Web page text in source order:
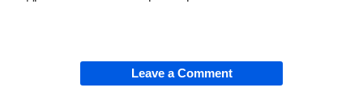
Leave a Comment